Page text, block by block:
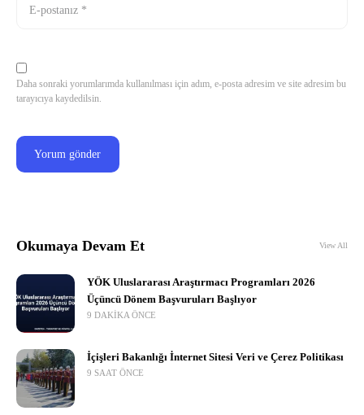
Daha sonraki yorumlarımda kullanılması için adım, e-posta adresim ve site adresim bu
tarayıcıya kaydedilsin.
Okumaya Devam Et View All
YÖK Uluslararası Araştırmacı Programları 2026
Üçüncü Dönem Başvuruları Başlıyor
9 DAKIKA ÖNCE
İçişleri Bakanlığı İnternet Sitesi Veri ve Çerez Politikası
9 SAAT ÖNCE